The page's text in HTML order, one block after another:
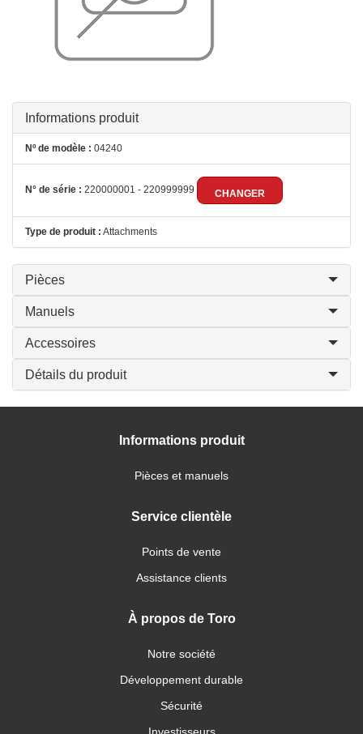
Informations produit
Nº de modèle : 04240
N° de série : 220000001 - 220999999 CHANGER
Type de produit : Attachments
Pièces
Manuels
Accessoires
Détails du produit
Informations produit
Pièces et manuels
Service clientèle
Points de vente
Assistance clients
À propos de Toro
Notre société
Développement durable
Sécurité